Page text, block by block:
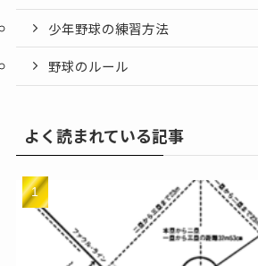
少年野球の練習方法
野球のルール
よく読まれている記事